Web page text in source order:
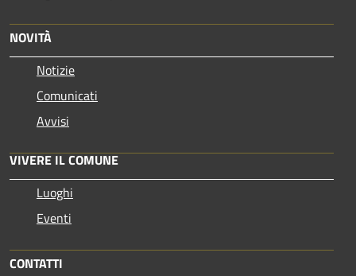
NOVITÀ
Notizie
Comunicati
Avvisi
VIVERE IL COMUNE
Luoghi
Eventi
CONTATTI